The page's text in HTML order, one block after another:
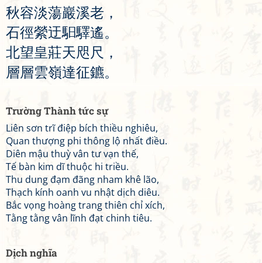
秋容淡蕩巖溪老 ，
石徑縈迂馹驛遙。
北望皇莊天咫尺 ，
層層雲嶺達征鑣。
Trường Thành tức sự
Liên sơn trĩ điệp bích thiều nghiêu,
Quan thượng phi thông lộ nhất điều.
Diên mậu thuỳ vân tư vạn thế,
Tế bàn kim dĩ thuộc hi triều.
Thu dung đạm đãng nham khê lão,
Thạch kính oanh vu nhật dịch diêu.
Bắc vọng hoàng trang thiên chỉ xích,
Tằng tằng vân lĩnh đạt chinh tiêu.
Dịch nghĩa